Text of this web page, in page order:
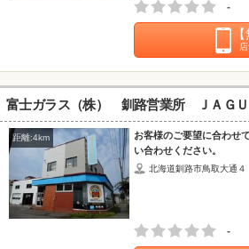
-
富士ガラス（株） 釧路営業所 ＪＡＧＵ
距離:4km
お客様のご要望に合わせ
い合わせください。
北海道釧路市鳥取大通４
-